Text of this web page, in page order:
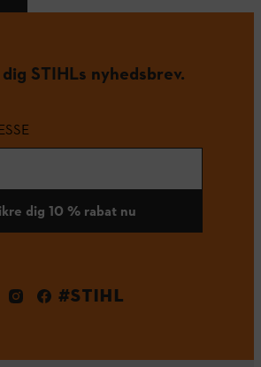
STIHLs nyhedsbrev.
dig 10 % rabat nu
#STIHL